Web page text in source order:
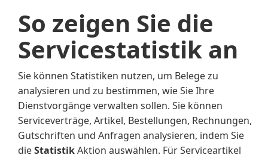
So zeigen Sie die
Servicestatistik an
Sie können Statistiken nutzen, um Belege zu
analysieren und zu bestimmen, wie Sie Ihre
Dienstvorgänge verwalten sollen. Sie können
Serviceverträge, Artikel, Bestellungen, Rechnungen,
Gutschriften und Anfragen analysieren, indem Sie
dieStatistikAktion auswählen. Für Serviceartikel